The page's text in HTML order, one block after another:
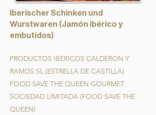
Iberischer Schinken und
Wurstwaren (Jamón ibérico y
embutidos)
PRODUCTOS IBERICOS CALDERON Y
RAMOS SL (ESTRELLA DE CASTILLA)
FOOD SAVE THE QUEEN GOURMET
SOCIEDAD LIMITADA (FOOD SAVE THE
QUEEN)